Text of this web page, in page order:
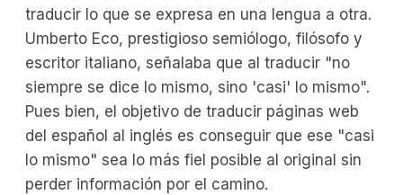
traducir lo que se expresa en una lengua a otra.
Umberto Eco, prestigioso semiólogo, filósofo y
escritor italiano, señalaba que al traducir "no
siempre se dice lo mismo, sino 'casi' lo mismo".
Pues bien, el objetivo de traducir páginas web
del español al inglés es conseguir que ese "casi
lo mismo" sea lo más fiel posible al original sin
perder información por el camino.